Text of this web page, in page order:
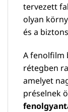
tervezett
olyan
és a
A fenolfilm
rétegben
amelyet
préselnek